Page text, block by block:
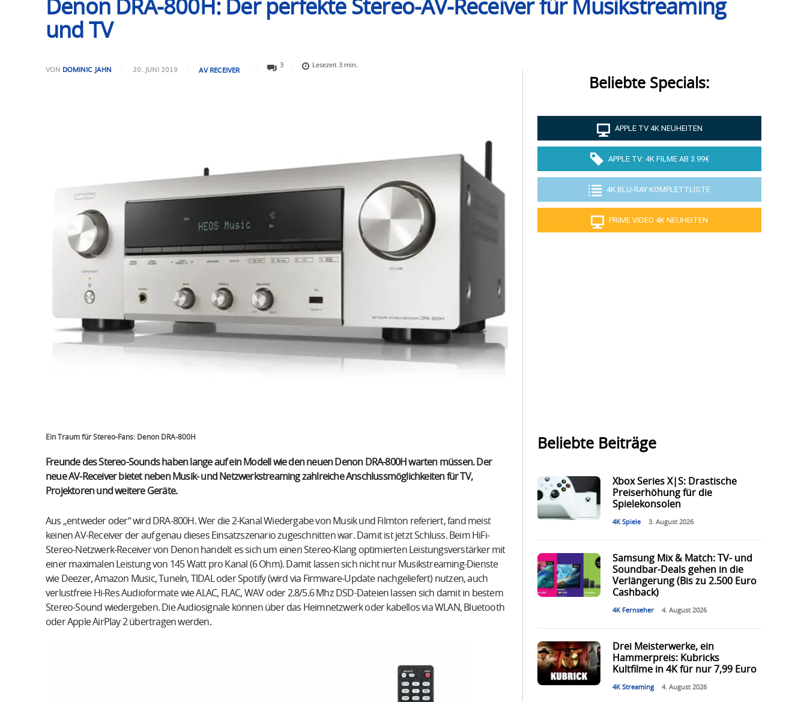
Denon DRA-800H: Der perfekte Stereo-AV-Receiver für Musikstreaming
und TV
VON DOMINIC JAHN 20. JUNI 2019 AV RECEIVER
3 Lesezeit3 min.
Ein Traum für Stereo-Fans: Denon DRA-800H
Freunde des Stereo-Sounds haben lange auf ein Modell wie den neuen Denon DRA-800H warten müssen. Der
neue AV-Receiver bietet neben Musik- und Netzwerkstreaming zahlreiche Anschlussmöglichkeiten für TV,
Projektoren und weitere Geräte.
Aus „entweder oder“ wird DRA-800H. Wer die 2-Kanal Wiedergabe von Musik und Filmton referiert, fand meist
keinen AV-Receiver der auf genau dieses Einsatzszenario zugeschnitten war. Damit ist jetzt Schluss. Beim HiFi-
Stereo-Netzwerk-Receiver von Denon handelt es sich um einen Stereo-Klang optimierten Leistungsverstärker mit
einer maximalen Leistung von 145 Watt pro Kanal (6 Ohm). Damit lassen sich nicht nur Musikstreaming-Dienste
wie Deezer, Amazon Music, TuneIn, TIDAL oder Spotify (wird via Firmware-Update nachgeliefert) nutzen, auch
verlustfreie Hi-Res Audioformate wie ALAC, FLAC, WAV oder 2.8/5.6 Mhz DSD-Dateien lassen sich damit in bestem
Stereo-Sound wiedergeben. Die Audiosignale können über das Heimnetzwerk oder kabellos via WLAN, Bluetooth
oder Apple AirPlay 2 übertragen werden.
Beliebte Specials:
APPLE TV 4K NEUHEITEN
APPLE TV: 4K FILME AB 3.99€
4K BLU-RAY KOMPLETTLISTE
PRIME VIDEO 4K NEUHEITEN
Beliebte Beiträge
Xbox Series X|S: Drastische
Preiserhöhung für die
Spielekonsolen
4K Spiele 3. August 2026
Samsung Mix & Match: TV- und
Soundbar-Deals gehen in die
Verlängerung (Bis zu 2.500 Euro
Cashback)
4K Fernseher 4. August 2026
Drei Meisterwerke, ein
Hammerpreis: Kubricks
Kultfilme in 4K für nur 7,99 Euro
4K Streaming 4. August 2026